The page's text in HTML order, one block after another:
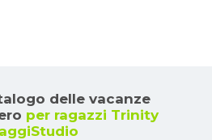
delle vacanze
per ragazzi Trinity